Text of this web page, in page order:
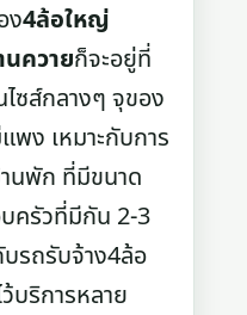
ง4ล้อใหญ่
ควายก็จะอยู่ที่
ซส์กลางๆ จุของ
พง เหมาะกับการ
นพัก ที่มีขนาด
ครัวที่มีกัน 2-3
รถรับจ้าง4ล้อ
บริการหลาย